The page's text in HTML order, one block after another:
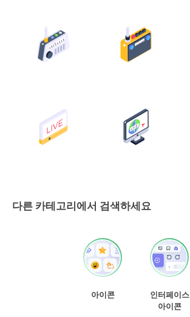
다른 카테고리에서 검색하세요
아이콘
인터페이스
아이콘